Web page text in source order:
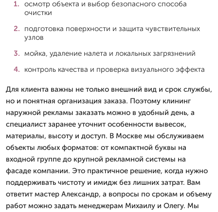
осмотр объекта и выбор безопасного способа
очистки
подготовка поверхности и защита чувствительных
узлов
мойка, удаление налета и локальных загрязнений
контроль качества и проверка визуального эффекта
Для клиента важны не только внешний вид и срок службы,
но и понятная организация заказа. Поэтому клининг
наружной рекламы заказать можно в удобный день, а
специалист заранее уточнит особенности вывесок,
материалы, высоту и доступ. В Москве мы обслуживаем
объекты любых форматов: от компактной буквы на
входной группе до крупной рекламной системы на
фасаде компании. Это практичное решение, когда нужно
поддерживать чистоту и имидж без лишних затрат. Вам
ответит мастер Александр, а вопросы по срокам и объему
работ можно задать менеджерам Михаилу и Олегу. Мы